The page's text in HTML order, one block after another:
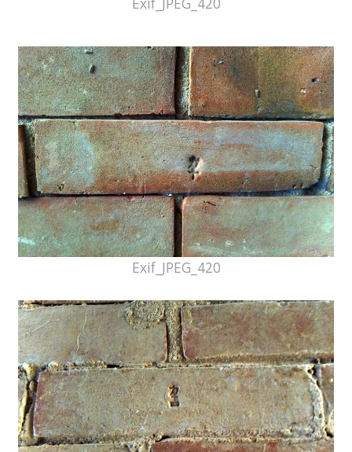
Exif_JPEG_420
Exif_JPEG_420